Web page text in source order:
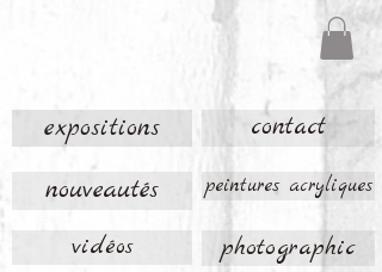
expositions contact
nouveautés peintures acryliques
vidéos photographic